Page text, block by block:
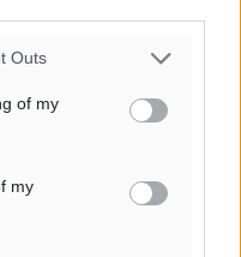
Outs
of my
my
η έκδοση και
για 224